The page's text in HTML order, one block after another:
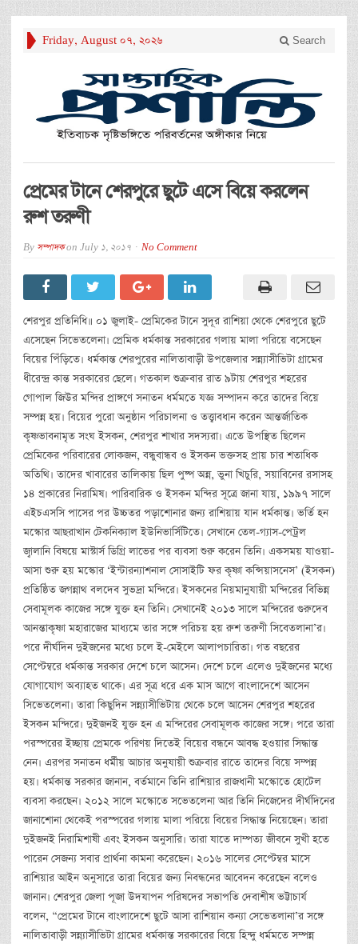
Friday, August 07, 2026 Search
প্রেমের টানে শেরপুরে ছুটে এসে বিয়ে করলেন
রুশ তরুণী
By সম্পাদকon July 1, 2017 No Comment
শেরপুর প্রতিনিধি॥ ০১ জুলাই- প্রেমিকের টানে সুদূর রাশিয়া থেকে শেরপুরে ছুটে
এসেছেন সিভেতলেনা। প্রেমিক ধর্মকান্ত সরকারের গলায় মালা পরিয়ে বসেছেন
বিয়ের পিঁড়িতে। ধর্মকান্ত শেরপুরের নালিতাবাড়ী উপজেলার সন্ন্যাসীভিটা গ্রামের
ধীরেন্দ্র কান্ত সরকারের ছেলে। গতকাল শুক্রবার রাত ৯টায় শেরপুর শহরের
গোপাল জিউর মন্দির প্রাঙ্গণে সনাতন ধর্মমতে যজ্ঞ সম্পাদন করে তাদের বিয়ে
সম্পন্ন হয়। বিয়ের পুরো অনুষ্ঠান পরিচালনা ও তত্ত্বাবধান করেন আন্তর্জাতিক
কৃষ্ণভাবনামৃত সংঘ ইসকন, শেরপুর শাখার সদস্যরা। এতে উপস্থিত ছিলেন
প্রেমিকের পরিবারের লোকজন, বন্ধুবান্ধব ও ইসকন ভক্তসহ প্রায় চার শতাধিক
অতিথি। তাদের খাবারের তালিকায় ছিল পুষ্প অন্ন, ভুনা খিচুরি, সয়াবিনের রসাসহ
১৪ প্রকারের নিরামিষ। পারিবারিক ও ইসকন মন্দির সূত্রে জানা যায়, ১৯৯৭ সালে
এইচএসসি পাসের পর উচ্চতর পড়াশোনার জন্য রাশিয়ায় যান ধর্মকান্ত। ভর্তি হন
মস্কোর আছরাখান টেকনিক্যাল ইউনিভার্সিটিতে। সেখানে তেল-গ্যাস-পেট্রল
জ্বালানি বিষয়ে মাস্টার্স ডিগ্রি লাভের পর ব্যবসা শুরু করেন তিনি। একসময় যাওয়া-
আসা শুরু হয় মস্কোর ‘ইন্টারন্যাশনাল সোসাইটি ফর কৃষ্ণা কন্সিয়াসনেস’ (ইসকন)
প্রতিষ্ঠিত জগন্নাথ বলদেব সুভদ্রা মন্দিরে। ইসকনের নিয়মানুযায়ী মন্দিরের বিভিন্ন
সেবামূলক কাজের সঙ্গে যুক্ত হন তিনি। সেখানেই ২০১৩ সালে মন্দিরের গুরুদেব
আনন্তাকৃষ্ণা মহারাজের মাধ্যমে তার সঙ্গে পরিচয় হয় রুশ তরুণী সিবেতলানা’র।
পরে দীর্ঘদিন দুইজনের মধ্যে চলে ই-মেইলে আলাপচারিতা। গত বছরের
সেপ্টেম্বরে ধর্মকান্ত সরকার দেশে চলে আসেন। দেশে চলে এলেও দুইজনের মধ্যে
যোগাযোগ অব্যাহত থাকে। এর সূত্র ধরে এক মাস আগে বাংলাদেশে আসেন
সিভেতলেনা। তারা কিছুদিন সন্ন্যাসীভিটায় থেকে চলে আসেন শেরপুর শহরের
ইসকন মন্দিরে। দুইজনই যুক্ত হন এ মন্দিরের সেবামূলক কাজের সঙ্গে। পরে তারা
পরস্পরের ইচ্ছায় প্রেমকে পরিণয় দিতেই বিয়ের বন্ধনে আবদ্ধ হওয়ার সিদ্ধান্ত
নেন। এরপর সনাতন ধর্মীয় আচার অনুযায়ী শুক্রবার রাতে তাদের বিয়ে সম্পন্ন
হয়। ধর্মকান্ত সরকার জানান, বর্তমানে তিনি রাশিয়ার রাজধানী মস্কোতে হোটেল
ব্যবসা করছেন। ২০১২ সালে মস্কোতে সভেতলেনা আর তিনি নিজেদের দীর্ঘদিনের
জানাশোনা থেকেই পরস্পরের গলায় মালা পরিয়ে বিয়ের সিদ্ধান্ত নিয়েছেন। তারা
দুইজনই নিরামিশাষী এবং ইসকন অনুসারি। তারা যাতে দাম্পত্য জীবনে সুখী হতে
পারেন সেজন্য সবার প্রার্থনা কামনা করেছেন। ২০১৬ সালের সেপ্টেম্বর মাসে
রাশিয়ার আইন অনুসারে তারা বিয়ের জন্য নিবন্ধনের আবেদন করেছেন বলেও
জানান। শেরপুর জেলা পূজা উদযাপন পরিষদের সভাপতি দেবাশীষ ভট্টাচার্য
বলেন, “প্রেমের টানে বাংলাদেশে ছুটে আসা রাশিয়ান কন্যা সেভেতলানা’র সঙ্গে
নালিতাবাড়ী সন্ন্যাসীভিটা গ্রামের ধর্মকান্ত সরকারের বিয়ে হিন্দু ধর্মমতে সম্পন্ন